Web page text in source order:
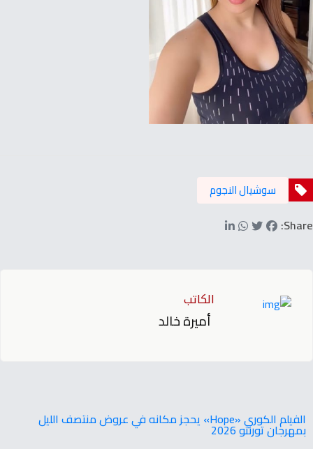
سوشيال النجوم
Share:
الكاتب
أميرة خالد
‬بمهرجان‭ ‬تورنتو ‭ ‬2026